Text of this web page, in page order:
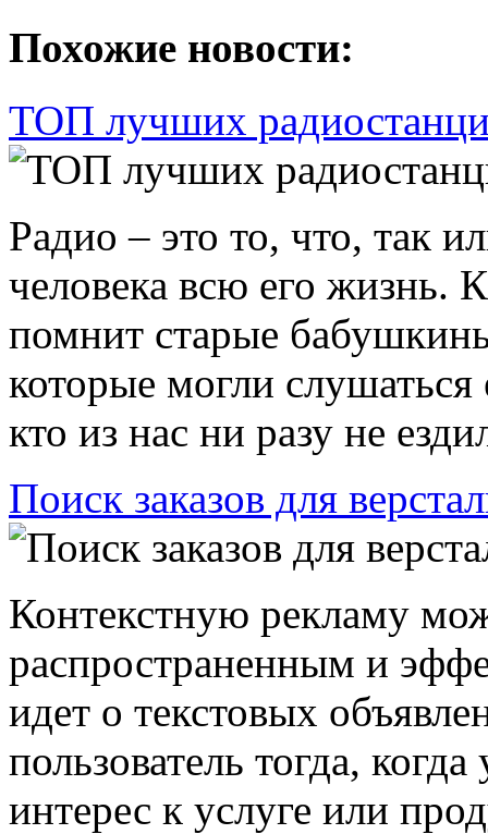
Похожие новости:
ТОП лучших
Радио – это то, что, так
человека всю его жизнь.
помнит старые
которые могли
кто из нас ни разу не
Поиск заказов для
Контекстную рекламу
распространенным и
идет о текстовых
пользователь тогда,
интерес к услуге или